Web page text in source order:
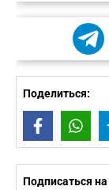
Поделиться:
Facebook
Подписаться